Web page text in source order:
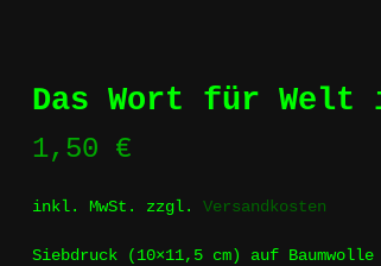
Das Wort für Welt
1,50 €
inkl. MwSt. zzgl. Versandkosten
Siebdruck (10×11,5 cm) auf